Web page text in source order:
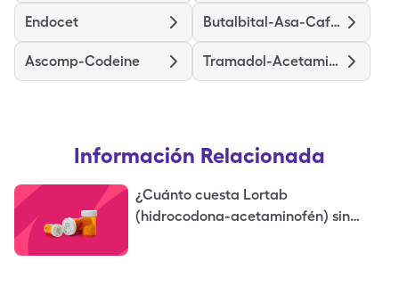
Endocet Butalbital-Asa-Caff-Codeine
Ascomp-Codeine Tramadol-Acetaminophen
Información Relacionada
¿Cuánto cuesta Lortab
(hidrocodona-acetaminofén) sin